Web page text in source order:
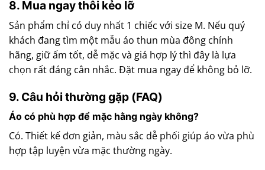
8. Mua ngay thôi kẻo lỡ
Sản phẩm chỉ có duy nhất 1 chiếc với size M. Nếu quý
khách đang tìm một mẫu áo thun mùa đông chính
hãng, giữ ấm tốt, dễ mặc và giá hợp lý thì đây là lựa
chọn rất đáng cân nhắc. Đặt mua ngay để không bỏ lỡ.
9. Câu hỏi thường gặp (FAQ)
Áo có phù hợp để mặc hằng ngày không?
Có. Thiết kế đơn giản, màu sắc dễ phối giúp áo vừa phù
hợp tập luyện vừa mặc thường ngày.